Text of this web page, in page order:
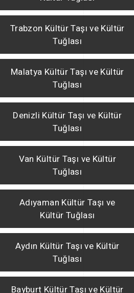
Trabzon Kültür Taşı ve Kültür
Tuğlası
Malatya Kültür Taşı ve Kültür
Tuğlası
Denizli Kültür Taşı ve Kültür
Tuğlası
Van Kültür Taşı ve Kültür
Tuğlası
Adıyaman Kültür Taşı ve
Kültür Tuğlası
Aydın Kültür Taşı ve Kültür
Tuğlası
Bayburt Kültür Taşı ve Kültür